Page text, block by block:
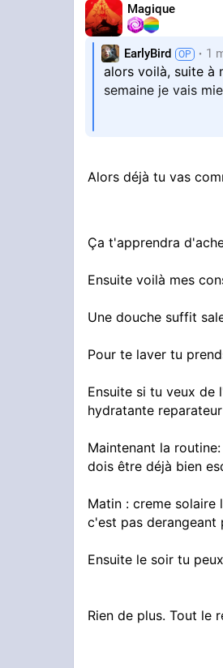
Magique
EarlyBird 1
alors voilà, suite à
semaine je vais
mais je mets
mettre sur mon
#skincare
Alors déjà tu vas
Ça t'apprendra
Ensuite voilà mes
Une douche suffit
Pour te laver tu
Ensuite si tu veux de
hydratante
Maintenant la
dois être déjà bien
Matin : creme
c'est pas
Ensuite le soir tu
Rien de plus. Tout le